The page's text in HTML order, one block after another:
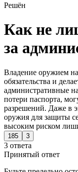
Решён
Как не
за
Владение оружием
обязательства и
административные
потери паспорта,
разрешений. Даже в
оружия для защиты
высоким риском
185 3
3 ответа
Принятый ответ